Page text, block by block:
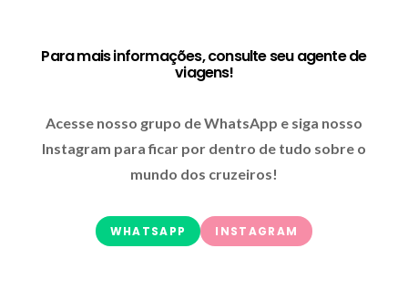
Para mais informações, consulte seu agente de
viagens!
Acesse nosso grupo de WhatsApp e siga nosso
Instagram para ficar por dentro de tudo sobre o
mundo dos cruzeiros!
WHATSAPP INSTAGRAM